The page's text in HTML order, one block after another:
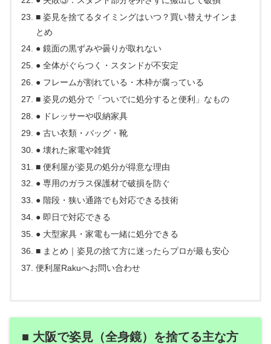
■ 姿見を捨てるタイミングはいつ？買い替えサインま
とめ
● 鏡面の黒ずみや曇りが取れない
● 全体がぐらつく・スタンドが不安定
● フレームが割れている・木枠が腐っている
■ 姿見の処分で「ついでに処分すると便利」なもの
● ドレッサーや収納家具
● 古い衣類・バッグ・靴
● 壊れた家電や雑貨
■ 便利屋が姿見の処分が得意な理由
● 専用のガラス保護材で破損を防ぐ
● 階段・狭い通路でも対応できる技術
● 即日で対応できる
● 大型家具・家電も一緒に処分できる
■ まとめ｜姿見の捨て方に迷ったらプロが最も安心
便利屋Rakuへお問い合わせ
■ 大阪で姿見（全身鏡）を捨てる主な方